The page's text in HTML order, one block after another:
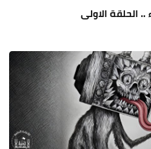
.. الحلقة الاولى